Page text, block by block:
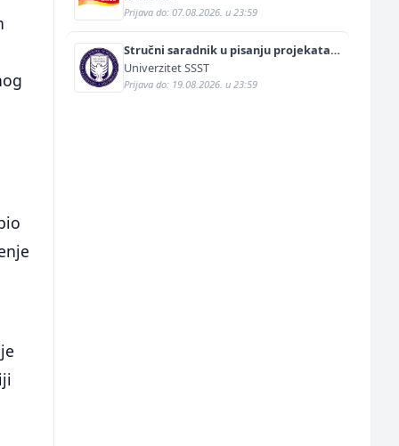
Prijava do: 07.08.2026. u 23:59
Stručni saradnik u pisanju projekata
(m/ž)
Univerzitet SSST
Prijava do: 19.08.2026. u 23:59